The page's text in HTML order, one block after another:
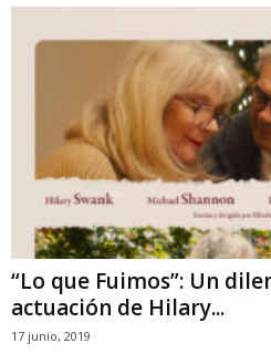
“Lo que Fuimos”: Un
actuación de Hilary...
17 junio, 2019